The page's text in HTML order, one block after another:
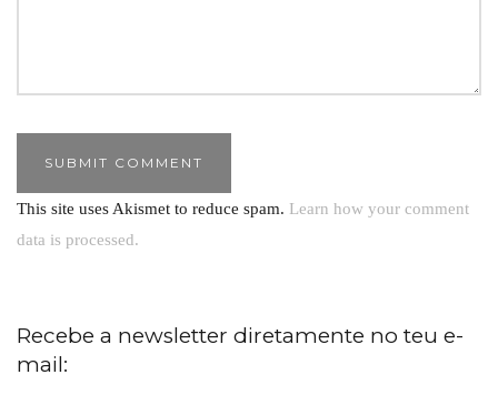
This site uses Akismet to reduce spam. Learn how your comment
data is processed.
Recebe a newsletter diretamente no teu e-
mail: